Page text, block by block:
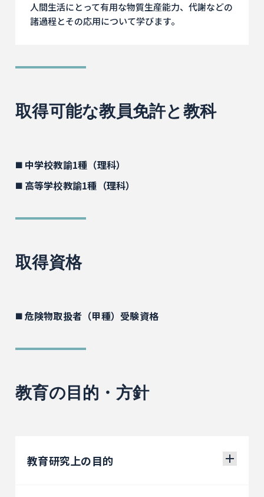
人間生活にとって有用な物質生産能力、代謝などの
諸過程とその応用について学びます。
取得可能な教員免許と教科
◼️ 中学校教諭1種（理科）
◼️ 高等学校教諭1種（理科）
取得資格
◼️ 危険物取扱者（甲種）受験資格
教育の目的・方針
教育研究上の目的